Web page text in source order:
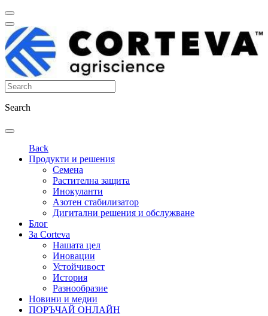
Search
Back
Продукти и решения
Семена
Растителна защита
Инокуланти
Азотен стабилизатор
Дигитални решения и обслужване
Блог
За Corteva
Нашата цел
Иновации
Устойчивост
История
Разнообразие
Новини и медии
ПОРЪЧАЙ ОНЛАЙН